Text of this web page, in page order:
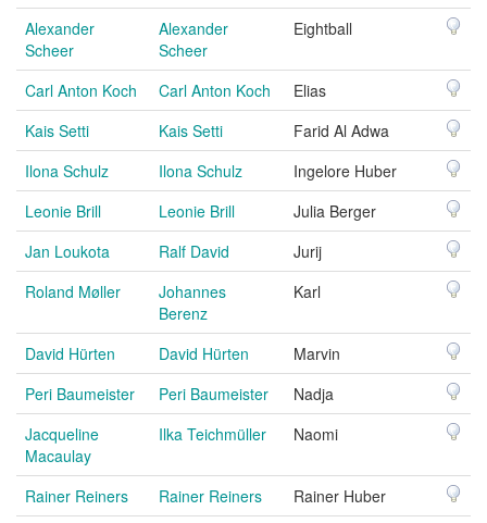
Alexander
Scheer
Alexander
Scheer
Eightball
Carl Anton Koch Carl Anton Koch
Elias
Kais Setti
Kais Setti
Farid Al Adwa
Ilona Schulz
Ilona Schulz
Ingelore Huber
Leonie Brill
Leonie Brill
Julia Berger
Jan Loukota
Ralf David
Jurij
Roland Møller
Johannes
Berenz
Karl
David Hürten David Hürten
Marvin
Peri Baumeister
Peri Baumeister
Nadja
Jacqueline
Macaulay
Ilka Teichmüller Naomi
Rainer Reiners Rainer Reiners
Rainer Huber